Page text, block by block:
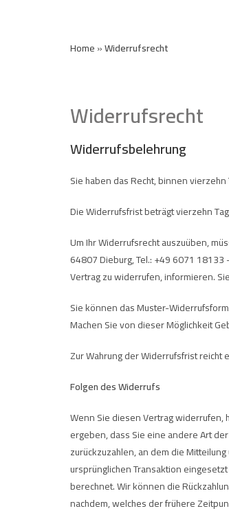
Home»Widerrufsrecht
Widerrufsrecht
Widerrufsbelehrung
Sie haben das Recht, binnen
Die Widerrufsfrist beträgt vierzehn
Um Ihr Widerrufsrecht auszuüben,
64807 Dieburg, Tel.: +49 6071
Vertrag zu widerrufen, informieren.
Sie können das Muster-
Machen Sie von dieser Möglichkeit
Zur Wahrung der Widerrufsfrist reicht
Folgen des Widerrufs
Wenn Sie diesen Vertrag widerrufen,
ergeben, dass Sie eine andere Art
zurückzuzahlen, an dem die
ursprünglichen Transaktion
berechnet. Wir können die
nachdem, welches der frühere